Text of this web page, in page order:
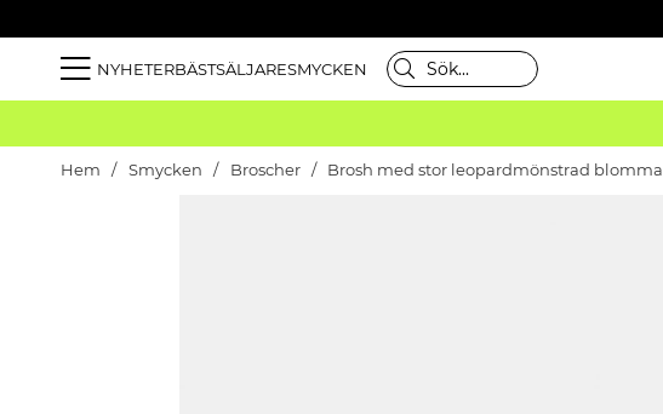
NYHETERBÄSTSÄLJARESMYCKEN
Hem Smycken Broscher Brosh med stor leopardmönstrad blomma